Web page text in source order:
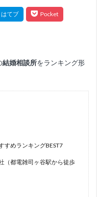
結婚相談所をランキング形
すめランキングBEST7
（都電雑司ヶ谷駅から徒歩